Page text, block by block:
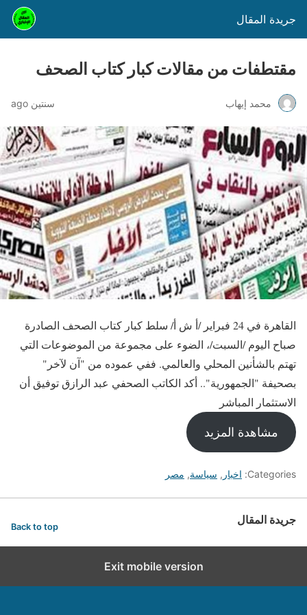
جريدة المقال
مقتطفات من مقالات كبار كتاب الصحف
محمد إيهاب سنتين ago
القاهرة في 24 فبراير /أ ش أ/ سلط كبار كتاب الصحف الصادرة
صباح اليوم /السبت/، الضوء على مجموعة من الموضوعات التي
تهتم بالشأنين المحلي والعالمي. ففي عموده من "آن لآخر"
بصحيفة "الجمهورية".. أكد الكاتب الصحفي عبد الرازق توفيق أن
الاستثمار المباشر
مشاهدة المزيد
Categories: اخبار , سياسة, مصر
جريدة المقال Back to top
Exit mobile version